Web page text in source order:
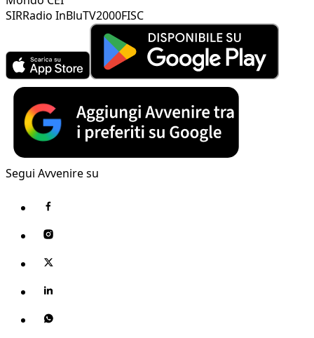
SIRRadio InBluTV2000FISC
Segui Avvenire su